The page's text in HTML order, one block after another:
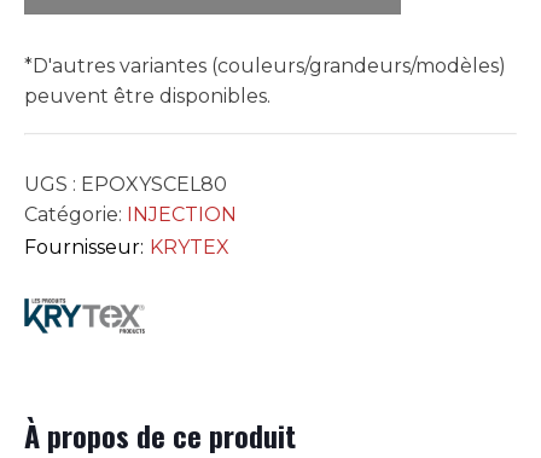
*D'autres variantes (couleurs/grandeurs/modèles)
peuvent être disponibles.
UGS : EPOXYSCEL80
Catégorie:
INJECTION
Fournisseur: KRYTEX
À propos de ce produit